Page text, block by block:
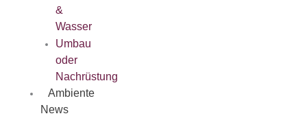
&
Wasser
Umbau
oder
Nachrüstung
Ambiente
News